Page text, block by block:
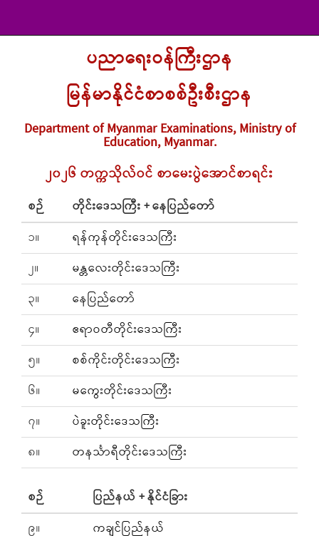
ပညာရေးဝန်ကြီးဌာန
မြန်မာနိုင်ငံစာစစ်ဦးစီးဌာန
Department of Myanmar Examinations, Ministry of
Education, Myanmar.
၂၀၂၆ တက္ကသိုလ်ဝင် စာမေးပွဲအောင်စာရင်း
စဉ်
တိုင်းဒေသကြီး + နေပြည်တော်
၁။
ရန်ကုန်တိုင်းဒေသကြီး
၂။
မန္တလေးတိုင်းဒေသကြီး
၃။
နေပြည်တော်
၄။
ဧရာဝတီတိုင်းဒေသကြီး
၅။
စစ်ကိုင်းတိုင်းဒေသကြီး
၆။
မကွေးတိုင်းဒေသကြီး
၇။
ပဲခူးတိုင်းဒေသကြီး
၈။
တနင်္သာရီတိုင်းဒေသကြီး
စဉ်
ပြည်နယ် + နိုင်ငံခြား
၉။
ကချင်ပြည်နယ်